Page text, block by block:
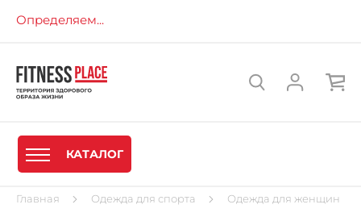
Определяем...
КАТАЛОГ
Главная Одежда для спорта Одежда для женщин